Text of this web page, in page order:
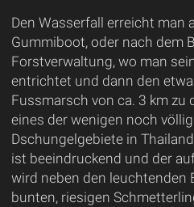
Den Wasserfall erreicht man
Gummiboot, oder nach dem
Forstverwaltung, wo man
entrichtet und dann den
Fussmarsch von ca. 3 km zu
eines der wenigen noch
Dschungelgebiete in
ist beeindruckend und der
wird neben den leuchtenden
bunten, riesigen